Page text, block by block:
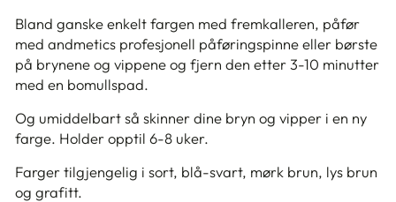
Bland ganske enkelt fargen med fremkalleren, påfør
med andmetics profesjonell påføringspinne eller børste
på brynene og vippene og fjern den etter 3-10 minutter
med en bomullspad.
Og umiddelbart så skinner dine bryn og vipper i en ny
farge. Holder opptil 6-8 uker.
Farger tilgjengelig i sort, blå-svart, mørk brun, lys brun
og grafitt.